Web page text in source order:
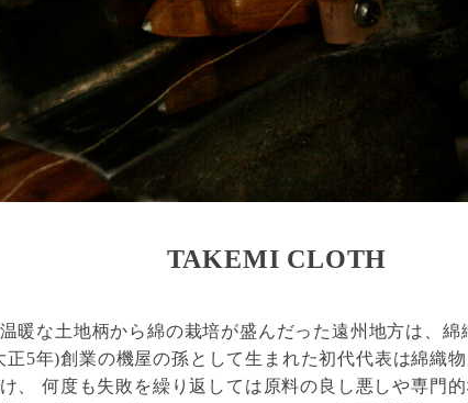
TAKEMI CLOTH
暖な土地柄から綿の栽培が盛んだった遠州地方は、
正5年)創業の機屋の孫として生まれた初代代表は綿織
、 何度も失敗を繰り返しては原料の良し悪しや専門